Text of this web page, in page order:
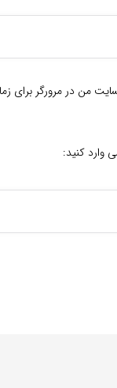
من در مرورگر برای
وارد کنید: